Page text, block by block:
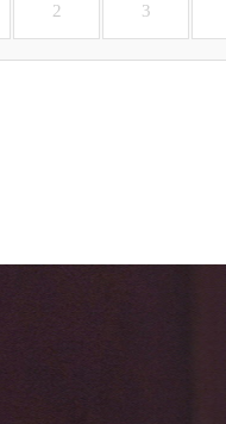
2 3